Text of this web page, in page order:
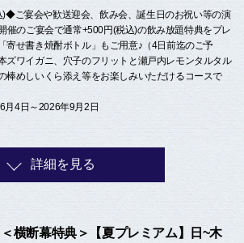
ご宴会や歓送迎会、飲み会、誕生日のお祝い等の演
催のご宴会で通常+500円(税込)の飲み放題特典をプレ
寄せ書き焼酎ボトル」もご用意♪（4日前迄のご予
ズワイガニ、穴子のフリットと瀬戸内レモンタルタル
棒めしいくら添え等をお楽しみいただけるコースで
4日～2026年9月2日
詳細を見る
＜横断幕特典＞【夏プレミアム】日~木